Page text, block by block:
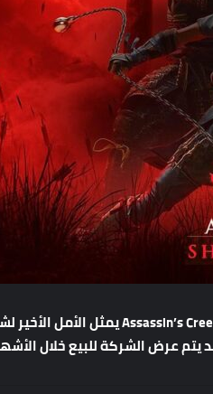
Assassin’sيمثلالأملالأخير
يتمعرضالشركةللبيعخلال